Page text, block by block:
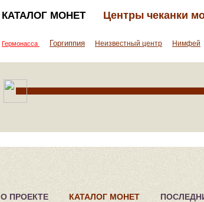
КАТАЛОГ МОНЕТ Центры чеканки
Гермонасса Горгиппия Неизвестный центр Нимфей
О ПРОЕКТЕ КАТАЛОГ МОНЕТ